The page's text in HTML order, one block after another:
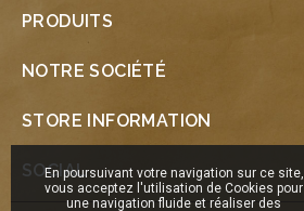
PRODUITS
NOTRE SOCIÉTÉ
STORE INFORMATION
SOCIAL
En poursuivant votre navigation sur ce site,
vous acceptez l'utilisation de Cookies pour
une navigation fluide et réaliser des